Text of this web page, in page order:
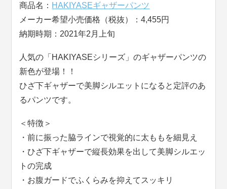
商品名： HAKIYASEギャザーパンツ
メーカー希望小売価格（税抜）：4,455円
納期時期：2021年2月上旬
人気の「HAKIYASEシリーズ」のギャザーパンツの
新色が登場！！
ひざ下ギャザーで美脚シルエットになると定評のあ
るパンツです。
＜特徴＞
・前に振った脇ラインで視覚的に太ももを細見え
・ひざ下ギャザーで縦長効果を出して美脚シルエッ
トの完成
・お腹ガードでふくらみを抑えてスッキリ